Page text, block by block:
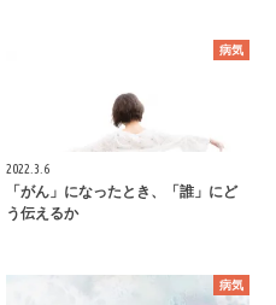
病気
2022.3.6
「がん」になったとき、「誰」にど
う伝えるか
病気